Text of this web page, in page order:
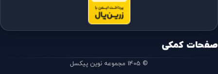
صفحات کمکی
© 1405 مجموعه نوین پیکسل